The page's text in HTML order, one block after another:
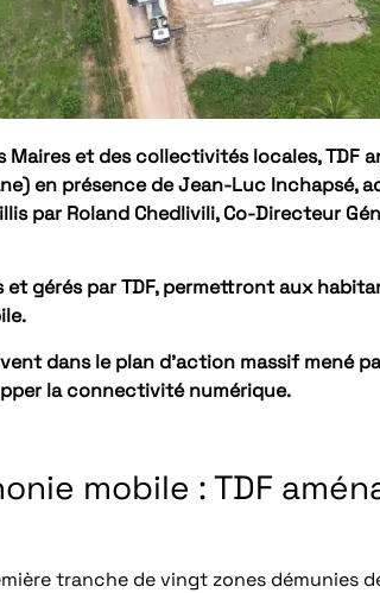
Maires et des collectivités locales, TDF
en présence de Jean-Luc Inchapsé,
par Roland Chedlivili, Co-Directeur
gérés par TDF, permettront aux
dans le plan d’action massif mené
la connectivité numérique.
mobile : TDF
tranche de vingt zones démunies